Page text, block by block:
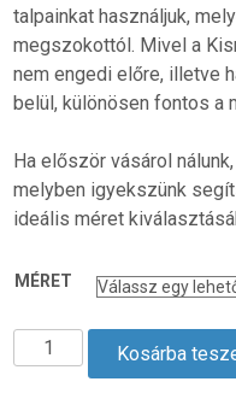
talpainkat használjuk,
megszokottól. Mivel a
nem engedi előre, illetve
belül, különösen fontos a
Ha először vásárol
melyben igyekszünk
ideális méret
MÉRET
Biokomfort
Kosárba